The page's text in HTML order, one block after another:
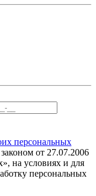
персональных
от 27.07.2006
на условиях и для
персональных